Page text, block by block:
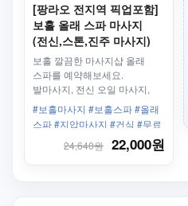
[팡라오 전지역 픽업포함]
보홀 올래 스파 마사지
(전신,스톤,진주 마사지)
보홀 깔끔한 마사지샵 올래
스파를 예약해보세요.
발마사지, 전신 오일 마사지,
스톤 마사지 등 다양한 마사지
중 선택하실 수 있어요. 팡라오
전 지역 픽업과 짐보관이
가능해요.
#보홀마사지 #보홀스파 #올래
스파 #지압마사지 #건식 #무료
픽드롭 #픽업드롭 #픽업샌딩 #
오일마사지
24,640원 22,000원